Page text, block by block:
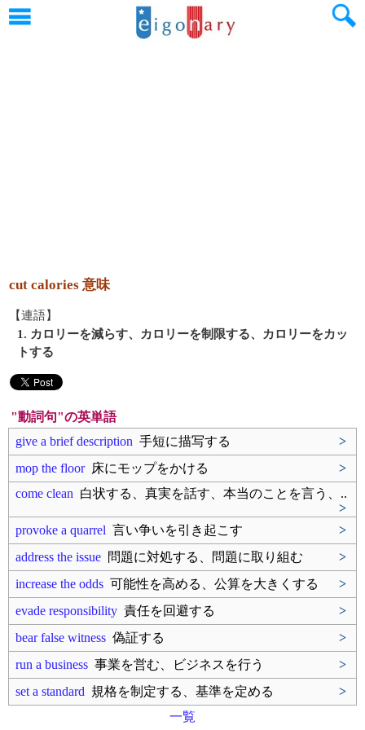
cut calories 意味
【連語】
1. カロリーを減らす、カロリーを制限する、カロリーをカッ
トする
"動詞句"の英単語
give a brief description 手短に描写する
>
mop the floor床にモップをかける
>
come clean 白状する、真実を話す、本当のことを言う、..
>
provoke a quarrel 言い争いを引き起こす
>
address the issue 問題に対処する、問題に取り組む
>
increase the odds 可能性を高める、公算を大きくする
>
evade responsibility 責任を回避する
>
bear false witness 偽証する
>
run a business 事業を営む、ビジネスを行う
>
set a standard 規格を制定する、基準を定める
>
一覧